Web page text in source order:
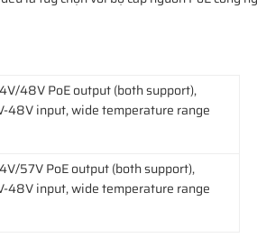
48V PoE output (both support),
48V input, wide temperature range
57V PoE output (both support),
48V input, wide temperature range